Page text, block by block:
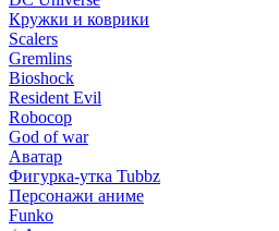
Кружки и коврики
Scalers
Gremlins
Bioshock
Resident Evil
Robocop
God of war
Аватар
Фигурка-утка Tubbz
Персонажи аниме
Funko